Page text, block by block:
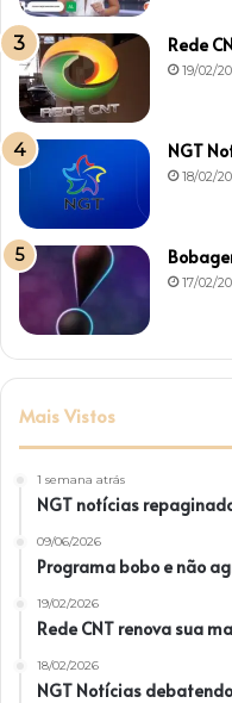
Rede
19/02/
NGT
18/02/
17/02/
Mais Vistos
1 semana atrás
NGT notícias
09/06/2026
Programa bobo e não
19/02/2026
Rede CNT renova sua
18/02/2026
NGT Notícias